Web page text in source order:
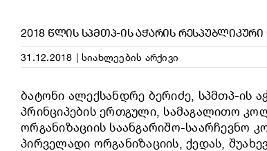
2018 ᲬᲚᲘᲡ ᲡᲞᲛᲗᲞ-ᲘᲡ ᲐᲭᲐᲠᲘᲡ
31.12.2018 | სიახლეების არქივი
ბატონი ალექსანდრე ბერიძე, სპმთპ-ის
პრინციპების ერთგული, სამაგალითო
ორგანიზაციის საანგარიშო-საარჩევნო
პირველადი ორგანიზაციის, ქედას,